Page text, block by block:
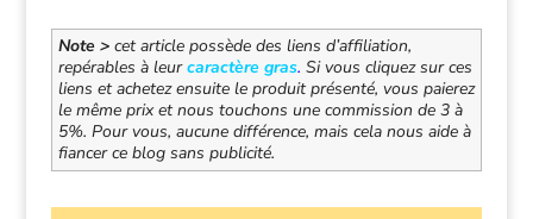
Note >cet article possède des liens d’affiliation,
repérables à leurcaractère gras. Si vous cliquez sur ces
liens et achetez ensuite le produit présenté, vous paierez
le même prix et nous touchons une commission de 3 à
5%. Pour vous, aucune différence, mais cela nous aide à
fiancer ce blog sans publicité.​